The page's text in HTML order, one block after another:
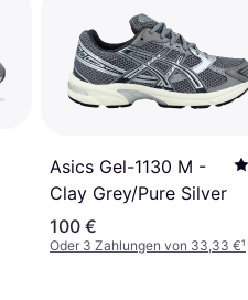
Asics Gel-1130 M -
Clay Grey/Pure Silver
100 €
Oder 3 Zahlungen von 33,33 €¹